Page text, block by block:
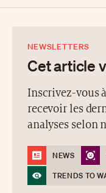
NEWSLETTERS
Cet article
Inscrivez-vous
recevoir les
analyses selon
NEWS
TRENDS TO